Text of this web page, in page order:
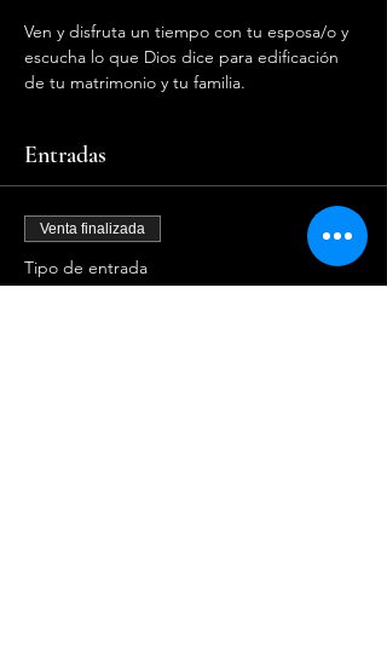
Ven y disfruta un tiempo con tu esposa/o y
escucha lo que Dios dice para edificación
de tu matrimonio y tu familia.
Entradas
Venta finalizada
Tipo de entrada